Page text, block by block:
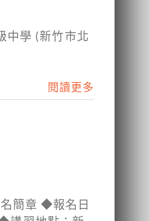
中學 (新竹市北
閱讀更多
簡章 ◆報名日